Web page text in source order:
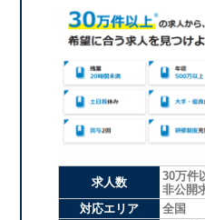
求人数
30万件
非公開
対応エリア
全国